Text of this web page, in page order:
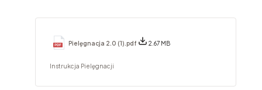
Pielęgnacja 2.0 (1).pdf 2.67 MB
Instrukcja Pielęgnacji